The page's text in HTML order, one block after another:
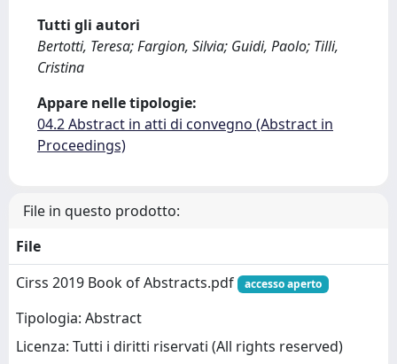
Tutti gli autori
Bertotti, Teresa; Fargion, Silvia; Guidi, Paolo; Tilli,
Cristina
Appare nelle tipologie:
04.2 Abstract in atti di convegno (Abstract in
Proceedings)
File in questo prodotto:
File
Cirss 2019 Book of Abstracts.pdf
accesso aperto
Tipologia: Abstract
Licenza: Tutti i diritti riservati (All rights reserved)